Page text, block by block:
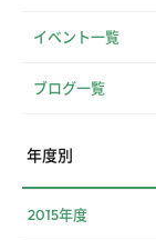
イベント一覧
ブログ一覧
年度別
2015年度